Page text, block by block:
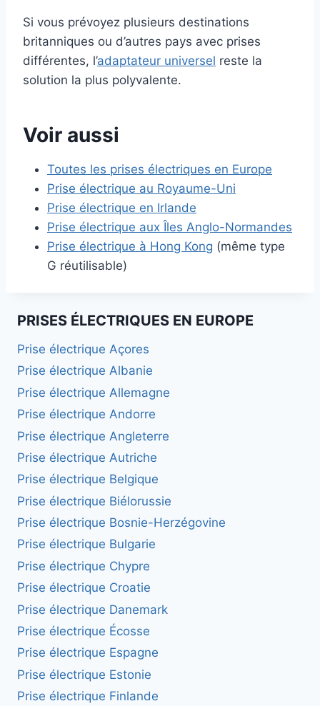
Si vous prévoyez plusieurs destinations
britanniques ou d’autres pays avec prises
différentes, l’adaptateur universel reste la
solution la plus polyvalente.
Voir aussi
Toutes les prises électriques en Europe
Prise électrique au Royaume-Uni
Prise électrique en Irlande
Prise électrique aux Îles Anglo-Normandes
Prise électrique à Hong Kong (même type
G réutilisable)
PRISES ÉLECTRIQUES EN EUROPE
Prise électrique Açores
Prise électrique Albanie
Prise électrique Allemagne
Prise électrique Andorre
Prise électrique Angleterre
Prise électrique Autriche
Prise électrique Belgique
Prise électrique Biélorussie
Prise électrique Bosnie-Herzégovine
Prise électrique Bulgarie
Prise électrique Chypre
Prise électrique Croatie
Prise électrique Danemark
Prise électrique Écosse
Prise électrique Espagne
Prise électrique Estonie
Prise électrique Finlande